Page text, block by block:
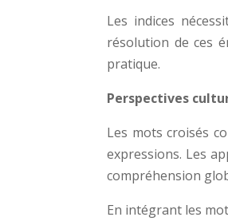
Les indices
résolution de ces
pratique.
Perspectives
Les mots croisés
expressions. Les
compréhension
En intégrant les